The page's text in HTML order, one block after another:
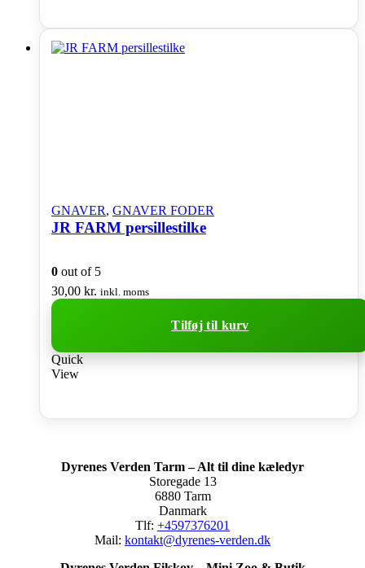
GNAVER, GNAVER FODER
JR FARM persillestilke
0 out of 5
30,00 kr. inkl. moms
Tilføj til kurv
Quick
View
Dyrenes Verden Tarm – Alt til dine kæledyr
Storegade 13
6880 Tarm
Danmark
Tlf: +4597376201
Mail: kontakt@dyrenes-verden.dk